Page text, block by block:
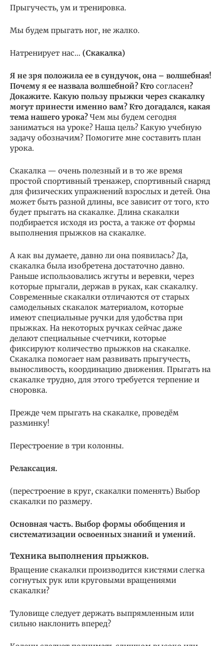
Прыгучесть, ум и тренировка.
Мы будем прыгать ног, не жалко.
Натренирует нас… (Скакалка)
Я не зря положила ее в сундучок, она – волшебная!
Почему я ее назвала волшебной? Кто согласен?
Докажите. Какую пользу прыжки через скакалку
могут принести именно вам? Кто догадался, какая
тема нашего урока? Чем мы будем сегодня
заниматься на уроке? Наша цель? Какую учебную
задачу обозначим? Помогите мне составить план
урока.
Скакалка — очень полезный и в то же время
простой спортивный тренажер, спортивный снаряд
для физических упражнений взрослых и детей. Она
может быть разной длины, все зависит от того, кто
будет прыгать на скакалке. Длина скакалки
подбирается исходя из роста, а также от формы
выполнения прыжков на скакалке.
А как вы думаете, давно ли она появилась? Да,
скакалка была изобретена достаточно давно.
Раньше использовались жгуты и веревки, через
которые прыгали, держав в руках, как скакалку.
Современные скакалки отличаются от старых
самодельных скакалок материалом, которые
имеют специальные ручки для удобства при
прыжках. На некоторых ручках сейчас даже
делают специальные счетчики, которые
фиксируют количество прыжков на скакалке.
Скакалка помогает нам развивать прыгучесть,
выносливость, координацию движения. Прыгать на
скакалке трудно, для этого требуется терпение и
сноровка.
Прежде чем прыгать на скакалке, проведём
разминку!
Перестроение в три колонны.
Релаксация.
(перестроение в круг, скакалки поменять) Выбор
скакалки по размеру.
Основная часть. Выбор формы обобщения и
систематизации освоенных знаний и умений.
Техника выполнения прыжков.
Вращение скакалки производится кистями слегка
согнутых рук или круговыми вращениями
скакалки?
Туловище следует держать выпрямленным или
сильно наклонить вперед?